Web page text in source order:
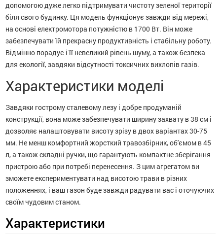
допомогою дуже легко підтримувати чистоту зеленої території
біля свого будинку. Ця модель функціонує завжди від мережі,
на основі електромотора потужністю в 1700 Вт. Він може
забезпечувати їй прекрасну продуктивність і стабільну роботу.
Відмінно порадує і її невеликий рівень шуму, а також безпека
для екології, завдяки відсутності токсичних вихлопів газів.
Характеристики моделі
Завдяки гострому сталевому лезу і добре продуманій
конструкції, вона може забезпечувати ширину захвату в 38 см і
дозволяє налаштовувати висоту зрізу в двох варіантах 30-75
мм. Не менш комфортний жорсткий травозбірник, об'ємом в 45
л, а також складні ручки, що гарантують компактне зберігання
пристрою або при потребі перенесення. З цим агрегатом ви
зможете експериментувати над висотою трави в різних
положеннях, і ваш газон буде завжди радувати вас і оточуючих
своїм чудовим станом.
Характеристики